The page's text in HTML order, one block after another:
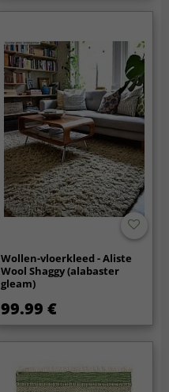
Wollen-vloerkleed - Aliste
Wool Shaggy (alabaster
gleam)
99.99 €